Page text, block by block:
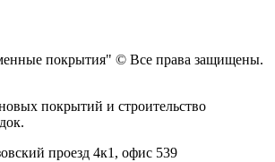
покрытия" © Все права защищены.
покрытий и строительство
проезд 4к1, офис 539